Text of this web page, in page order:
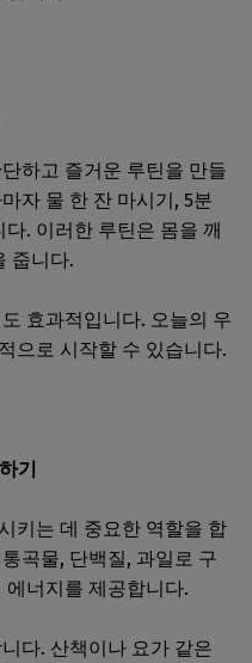
하고 즐거운 루틴을 만들
자 물 한 잔 마시기, 5분
. 이러한 루틴은 몸을 깨
줍니다.
효과적입니다. 오늘의 우
으로 시작할 수 있습니다.
기
키는 데 중요한 역할을 합
곡물, 단백질, 과일로 구
너지를 제공합니다.
다. 산책이나 요가 같은